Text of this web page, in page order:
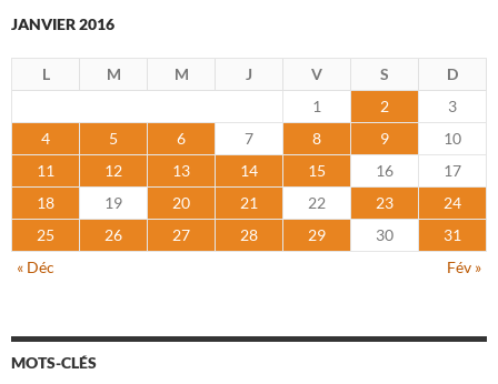
JANVIER 2016
L M M J V S
D
1
2
3
4
5 6 7 8 9
10
11
12 13 14 15 16
17
18
19 20 21 22 23
24
25
26 27 28 29 30
31
« Déc
Fév »
MOTS-CLÉS